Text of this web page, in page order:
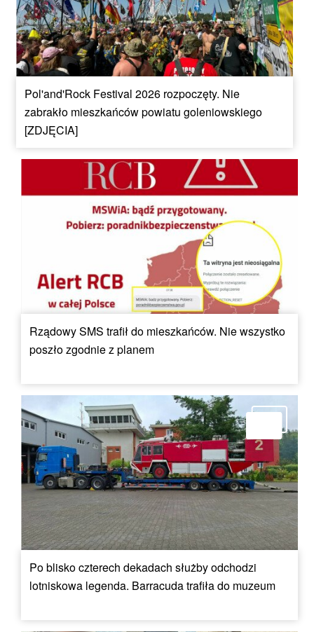
Pol'and'Rock Festival 2026 rozpoczęty. Nie
zabrakło mieszkańców powiatu goleniowskiego
[ZDJĘCIA]
Rządowy SMS trafił do mieszkańców. Nie wszystko
poszło zgodnie z planem
Po blisko czterech dekadach służby odchodzi
lotniskowa legenda. Barracuda trafiła do muzeum